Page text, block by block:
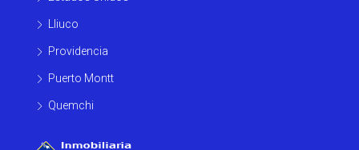
Lliuco
Providencia
Puerto Montt
Quemchi